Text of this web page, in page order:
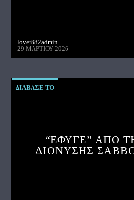
lover882admin
29 ΜΑΡΤΊΟΥ 2026
ΔΙΑΒΑΣΕ ΤΟ
“ΕΦΥΓΕ” ΑΠΟ
ΔΙΟΝΥΣΗΣ